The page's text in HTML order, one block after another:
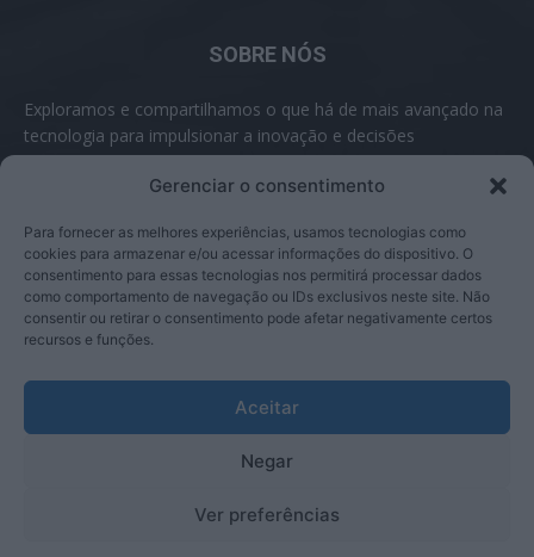
Gerenciar o consentimento
Para fornecer as melhores experiências, usamos tecnologias como
cookies para armazenar e/ou acessar informações do dispositivo. O
consentimento para essas tecnologias nos permitirá processar dados
como comportamento de navegação ou IDs exclusivos neste site. Não
consentir ou retirar o consentimento pode afetar negativamente certos
recursos e funções.
Aceitar
Negar
Ver preferências
SOBRE NÓS
Exploramos e compartilhamos o que há de mais avançado na
tecnologia para impulsionar a inovação e decisões
inteligentes.
SIGA-NOS